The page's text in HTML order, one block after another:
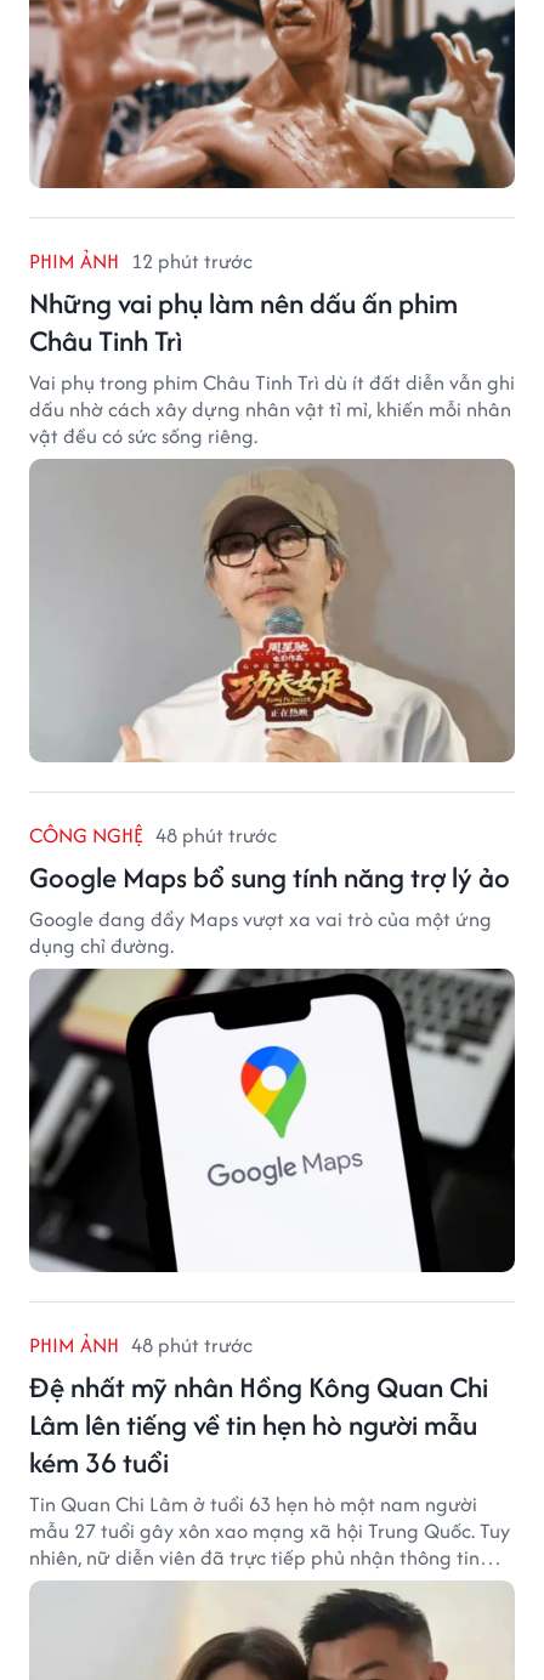
PHIM ẢNH 12 phút trước
Những vai phụ làm nên dấu ấn phim
Châu Tinh Trì
Vai phụ trong phim Châu Tinh Trì dù ít đất diễn vẫn ghi
dấu nhờ cách xây dựng nhân vật tỉ mỉ, khiến mỗi nhân
vật đều có sức sống riêng.
CÔNG NGHỆ 48 phút trước
Google Maps bổ sung tính năng trợ lý ảo
Google đang đẩy Maps vượt xa vai trò của một ứng
dụng chỉ đường.
PHIM ẢNH 48 phút trước
Đệ nhất mỹ nhân Hồng Kông Quan Chi
Lâm lên tiếng về tin hẹn hò người mẫu
kém 36 tuổi
Tin Quan Chi Lâm ở tuổi 63 hẹn hò một nam người
mẫu 27 tuổi gây xôn xao mạng xã hội Trung Quốc. Tuy
nhiên, nữ diễn viên đã trực tiếp phủ nhận thông tin
này.